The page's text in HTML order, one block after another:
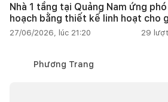
Nhà 1 tầng tại Quảng Nam ứng
hoạch bằng thiết kế linh hoạt cho
27/06/2026, lúc 21:20 29
Phương Trang